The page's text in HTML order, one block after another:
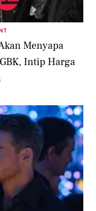
Menyapa
Intip Harga